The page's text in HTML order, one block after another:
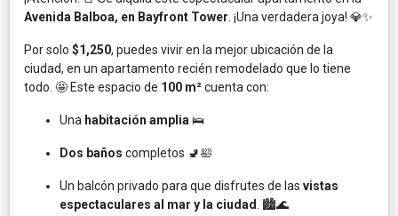
Avenida Balboa, en Bayfront Tower . ¡Una verdadera joya! 💎✨
Por solo $1,250, puedes vivir en la mejor ubicación de la
ciudad, en un apartamento recién remodelado que lo tiene
todo. 🤩 Este espacio de 100 m²cuenta con:
Una habitación amplia 🛌
Dos baños completos 🚽🛀
Un balcón privado para que disfrutes de las vistas
espectaculares al mar y la ciudad
. 🏙️🌊